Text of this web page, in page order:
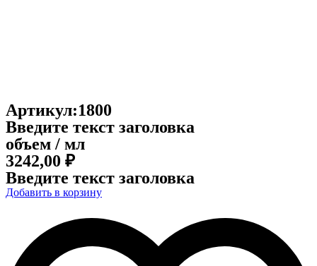
Артикул:1800
Введите текст заголовка
объем / мл
3242,00 ₽
Введите текст заголовка
Добавить в корзину